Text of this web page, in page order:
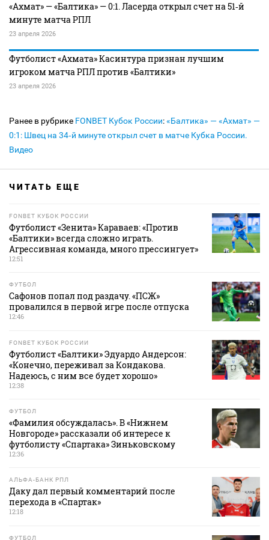
«Ахмат» — «Балтика» — 0:1. Ласерда открыл счет на 51‑й
минуте матча РПЛ
23 апреля 2026
Футболист «Ахмата» Касинтура признан лучшим
игроком матча РПЛ против «Балтики»
23 апреля 2026
Ранее в рубрике FONBET Кубок России:«Балтика» — «Ахмат» —
0:1: Швец на 34‑й минуте открыл счет в матче Кубка России.
Видео
ЧИТАТЬ ЕЩЕ
FONBET КУБОК РОССИИ
Футболист «Зенита» Караваев: «Против
«Балтики» всегда сложно играть.
Агрессивная команда, много прессингует»
12:51
ФУТБОЛ
Сафонов попал под раздачу. «ПСЖ»
провалился в первой игре после отпуска
12:46
FONBET КУБОК РОССИИ
Футболист «Балтики» Эдуардо Андерсон:
«Конечно, переживал за Кондакова.
Надеюсь, с ним все будет хорошо»
12:38
ФУТБОЛ
«Фамилия обсуждалась». В «Нижнем
Новгороде» рассказали об интересе к
футболисту «Спартака» Зиньковскому
12:36
АЛЬФА-БАНК РПЛ
Даку дал первый комментарий после
перехода в «Спартак»
12:18
ФУТБОЛ